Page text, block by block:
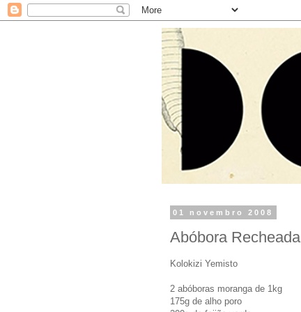
01 novembro 2008
Abóbora Recheada
Kolokizi Yemisto
2 abóboras moranga de 1kg
175g de alho poro